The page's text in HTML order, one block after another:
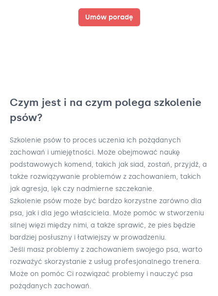
Umów poradę
Czym jest i na czym polega szkolenie
psów?
Szkolenie psów to proces uczenia ich pożądanych
zachowań i umiejętności. Może obejmować naukę
podstawowych komend, takich jak siad, zostań, przyjdź, a
także rozwiązywanie problemów z zachowaniem, takich
jak agresja, lęk czy nadmierne szczekanie.
Szkolenie psów może być bardzo korzystne zarówno dla
psa, jak i dla jego właściciela. Może pomóc w stworzeniu
silnej więzi między nimi, a także sprawić, że pies będzie
bardziej posłuszny i łatwiejszy w prowadzeniu.
Jeśli masz problemy z zachowaniem swojego psa, warto
rozważyć skorzystanie z usług profesjonalnego trenera.
Może on pomóc Ci rozwiązać problemy i nauczyć psa
pożądanych zachowań.